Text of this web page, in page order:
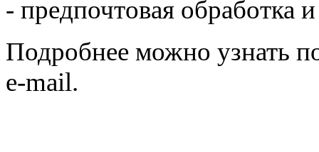
- предпочтовая обработка
Подробнее можно узнать
e-mail.